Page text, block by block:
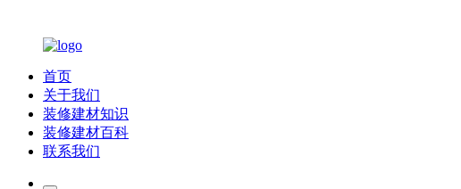
首页
关于我们
装修建材知识
装修建材百科
联系我们